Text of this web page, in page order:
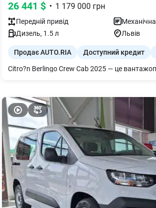
26 441 $ • 1 179 000 грн
Передній привід
Механічна
Дизель, 1.5л Львів
Продає AUTO.RIA Доступний кредит